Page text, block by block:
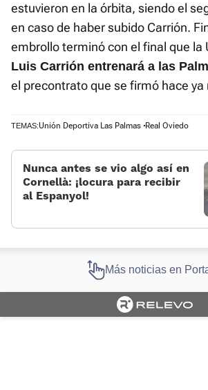
estuvieron en la órbita, siendo el
en caso de haber subido Carrión.
embrollo terminó con el final que la
Luis Carrión entrenará a las
el precontrato que se firmó hace ya
TEMAS:Unión Deportiva Las Palmas Real Oviedo
Nunca antes se vio algo así en
Cornellà: ¡locura para recibir
al Espanyol!
Más noticias en